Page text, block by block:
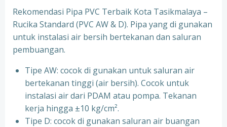
Rekomendasi Pipa PVC Terbaik Kota Tasikmalaya –
Rucika Standard (PVC AW & D). Pipa yang di gunakan
untuk instalasi air bersih bertekanan dan saluran
pembuangan.
Tipe AW: cocok di gunakan untuk saluran air
bertekanan tinggi (air bersih). Cocok untuk
instalasi air dari PDAM atau pompa. Tekanan
kerja hingga ±10 kg/cm².
Tipe D: cocok di gunakan saluran air buangan